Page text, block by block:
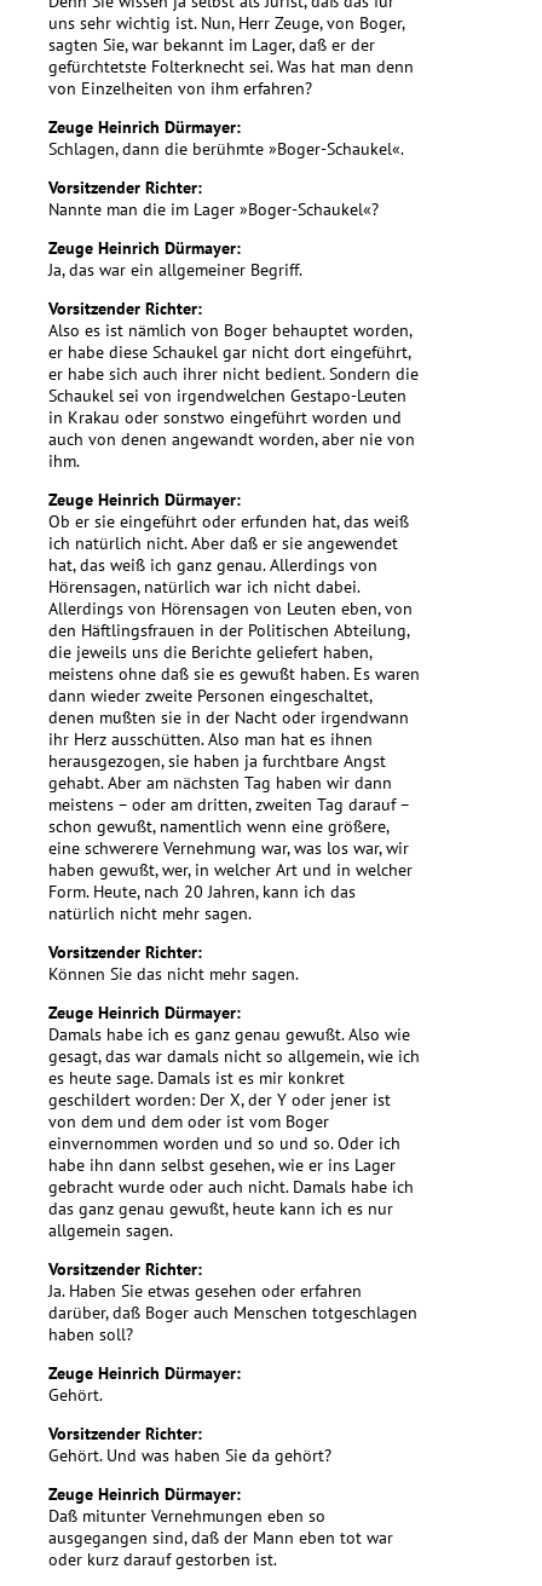
uns sehr wichtig ist. Nun, Herr Zeuge, von Boger,
sagten Sie, war bekannt im Lager, daß er der
gefürchtetste Folterknecht sei. Was hat man denn
von Einzelheiten von ihm erfahren?
Zeuge Heinrich Dürmayer:
Schlagen, dann die berühmte »Boger-Schaukel«.
Vorsitzender Richter:
Nannte man die im Lager »Boger-Schaukel«?
Zeuge Heinrich Dürmayer:
Ja, das war ein allgemeiner Begriff.
Vorsitzender Richter:
Also es ist nämlich von Boger behauptet worden,
er habe diese Schaukel gar nicht dort eingeführt,
er habe sich auch ihrer nicht bedient. Sondern die
Schaukel sei von irgendwelchen Gestapo-Leuten
in Krakau oder sonstwo eingeführt worden und
auch von denen angewandt worden, aber nie von
ihm.
Zeuge Heinrich Dürmayer:
Ob er sie eingeführt oder erfunden hat, das weiß
ich natürlich nicht. Aber daß er sie angewendet
hat, das weiß ich ganz genau. Allerdings von
Hörensagen, natürlich war ich nicht dabei.
Allerdings von Hörensagen von Leuten eben, von
den Häftlingsfrauen in der Politischen Abteilung,
die jeweils uns die Berichte geliefert haben,
meistens ohne daß sie es gewußt haben. Es waren
dann wieder zweite Personen eingeschaltet,
denen mußten sie in der Nacht oder irgendwann
ihr Herz ausschütten. Also man hat es ihnen
herausgezogen, sie haben ja furchtbare Angst
gehabt. Aber am nächsten Tag haben wir dann
meistens – oder am dritten, zweiten Tag darauf –
schon gewußt, namentlich wenn eine größere,
eine schwerere Vernehmung war, was los war, wir
haben gewußt, wer, in welcher Art und in welcher
Form. Heute, nach 20 Jahren, kann ich das
natürlich nicht mehr sagen.
Vorsitzender Richter:
Können Sie das nicht mehr sagen.
Zeuge Heinrich Dürmayer:
Damals habe ich es ganz genau gewußt. Also wie
gesagt, das war damals nicht so allgemein, wie ich
es heute sage. Damals ist es mir konkret
geschildert worden: Der X, der Y oder jener ist
von dem und dem oder ist vom Boger
einvernommen worden und so und so. Oder ich
habe ihn dann selbst gesehen, wie er ins Lager
gebracht wurde oder auch nicht. Damals habe ich
das ganz genau gewußt, heute kann ich es nur
allgemein sagen.
Vorsitzender Richter:
Ja. Haben Sie etwas gesehen oder erfahren
darüber, daß Boger auch Menschen totgeschlagen
haben soll?
Zeuge Heinrich Dürmayer:
Gehört.
Vorsitzender Richter:
Gehört. Und was haben Sie da gehört?
Zeuge Heinrich Dürmayer:
Daß mitunter Vernehmungen eben so
ausgegangen sind, daß der Mann eben tot war
oder kurz darauf gestorben ist.